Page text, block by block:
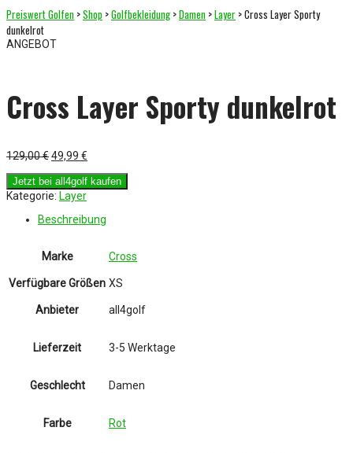
Preiswert Golfen >Shop >Golfbekleidung >Damen >Layer > Cross Layer Sporty
dunkelrot
ANGEBOT
Cross Layer Sporty dunkelrot
129,00€Ursprünglicher
war:
129,00 €
49,99 €
ist:
49,99 €.
Jetzt bei all4golf kaufen
Kategorie: Layer
Beschreibung
Marke Cross
Verfügbare Größen XS
Anbieter all4golf
Lieferzeit 3-5 Werktage
Geschlecht Damen
Farbe Rot